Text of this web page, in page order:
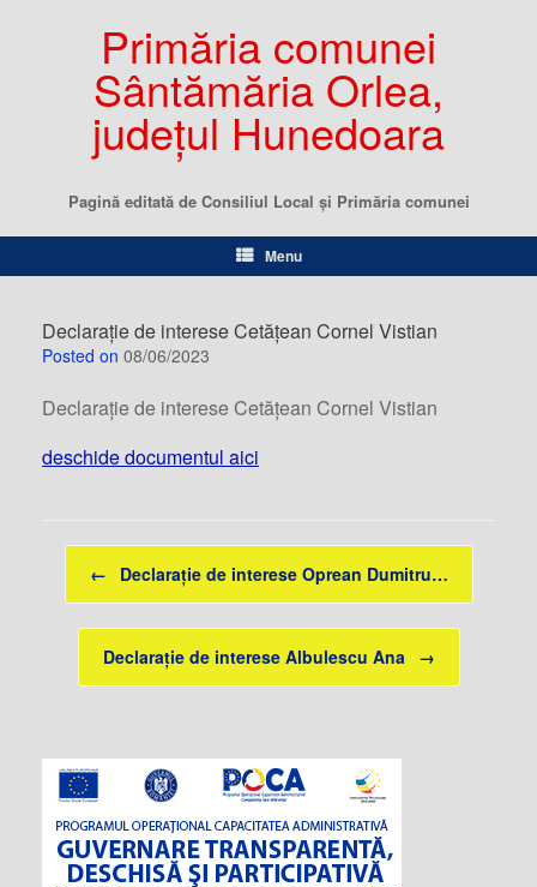
Primăria comunei
Sântămăria Orlea,
județul Hunedoara
Pagină editată de Consiliul Local şi Primăria comunei
Menu
Declarație de interese Cetățean Cornel Vistian
Posted on 08/06/2023
Declarație de interese Cetățean Cornel Vistian
deschide documentul aici
Post navigation
← Declarație de interese Oprean Dumitru…
Declarație de interese Albulescu Ana →